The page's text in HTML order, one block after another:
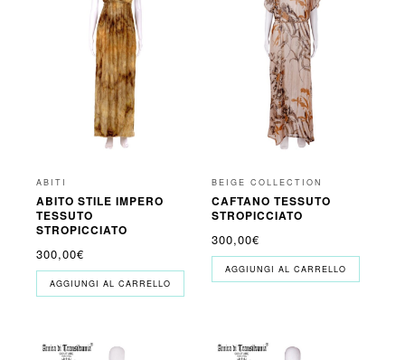
ABITI
ABITO STILE IMPERO
TESSUTO
STROPICCIATO
300,00€
AGGIUNGI AL CARRELLO
BEIGE COLLECTION
CAFTANO TESSUTO
STROPICCIATO
300,00€
AGGIUNGI AL CARRELLO